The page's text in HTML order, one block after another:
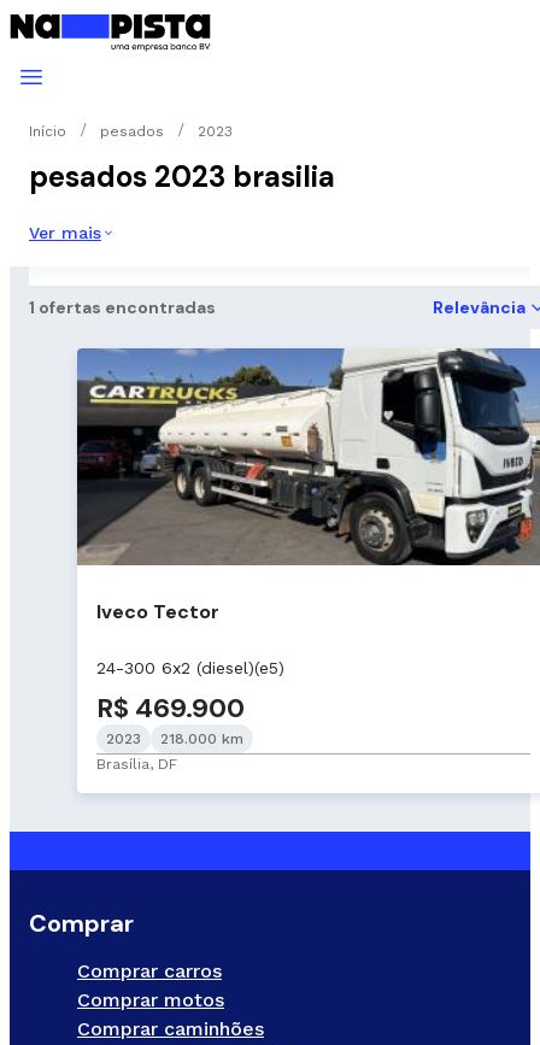
Início pesados 2023
pesados 2023 brasilia
Ver mais
1 ofertas encontradas Relevância
Iveco Tector
24-300 6x2 (diesel)(e5)
R$ 469.900
2023
218.000 km
Brasília, DF
Comprar
Comprar carros
Comprar motos
Comprar caminhões